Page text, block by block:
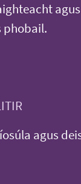
phobail.
agus